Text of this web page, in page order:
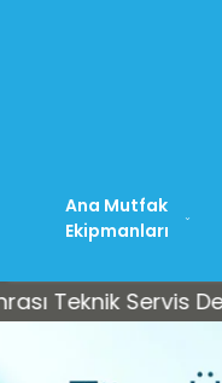
Ana Mutfak
Ekipmanları
Servis Desteği